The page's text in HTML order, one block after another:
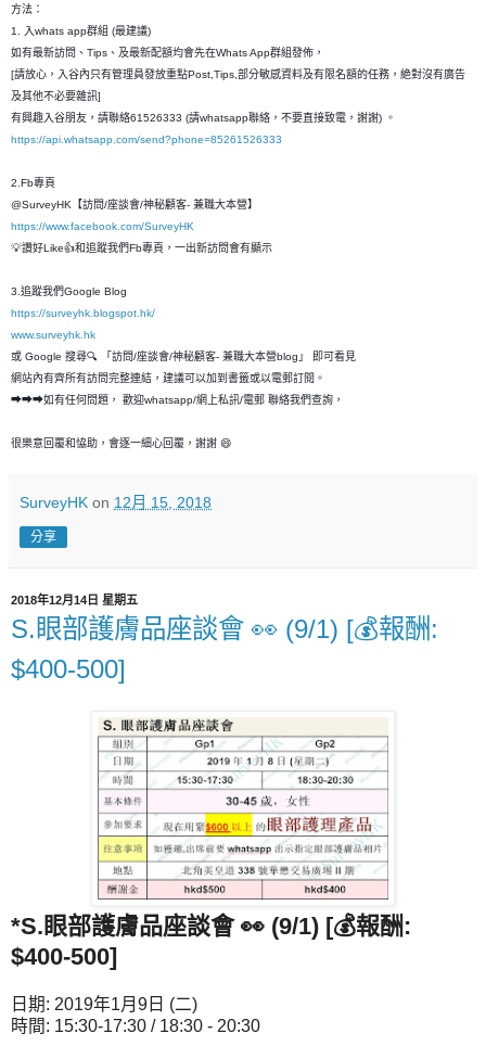
方法：
1. 入whats app群組 (最建議)
如有最新訪問、Tips、及最新配額均會先在Whats App群組發佈，
[請放心，入谷內只有管理員發放重點Post,Tips,部分敏感資料及有限名額的任務，絶對沒有廣告
及其他不必要雜訊]
有興趣入谷朋友，請聯絡61526333 (請whatsapp聯絡，不要直接致電，謝謝) 。
https://api.whatsapp.com/send?phone=85261526333
2.Fb專頁
@SurveyHK【訪問/座談會/神秘顧客- 兼職大本營】
https://www.facebook.com/SurveyHK
💡讚好Like👍和追蹤我們Fb專頁，一出新訪問會有顯示
3.追蹤我們Google Blog
https://surveyhk.blogspot.hk/
www.surveyhk.hk
或 Google 搜尋🔍 「訪問/座談會/神秘顧客- 兼職大本營blog」 即可看見
網站內有齊所有訪問完整連結，建議可以加到書籤或以電郵訂閱。
➡➡➡如有任何問題， 歡迎whatsapp/網上私訊/電郵 聯絡我們查詢，
很樂意回覆和恊助，會逐一細心回覆，謝謝 😄
SurveyHK on 12月 15, 2018
分享
2018年12月14日 星期五
S.眼部護膚品座談會 👀 (9/1) [💰報酬:
$400-500]
*S.眼部護膚品座談會 👀 (9/1) [💰報酬:
$400-500]
日期: 2019年1月9日 (二)
時間: 15:30-17:30 / 18:30 - 20:30